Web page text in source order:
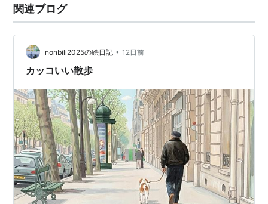
関連ブログ
nonbili2025の絵日記 • 12日前
カッコいい散歩